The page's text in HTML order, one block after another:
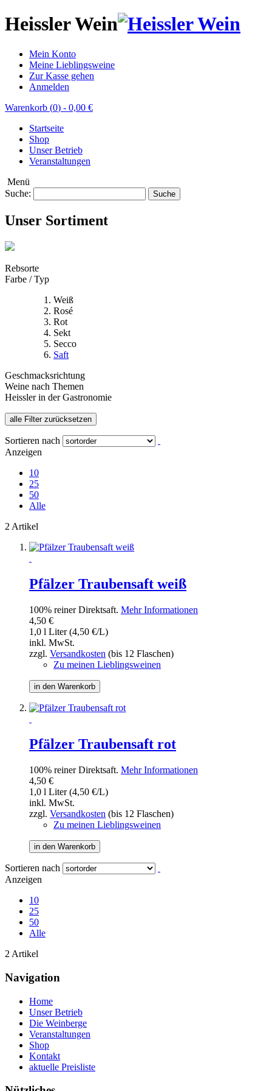
Heissler Wein
Mein Konto
Meine Lieblingsweine
Zur Kasse gehen
Anmelden
Warenkorb (0) - 0,00 €
Startseite
Shop
Unser Betrieb
Veranstaltungen
Menü
Suche:
Suche
Unser Sortiment
Rebsorte
Farbe / Typ
Weiß
Rosé
Rot
Sekt
Secco
Saft
Geschmacksrichtung
Weine nach Themen
Heissler in der Gastronomie
alle Filter zurücksetzen
Sortieren nach
Anzeigen
10
25
50
Alle
2 Artikel
Pfälzer Traubensaft weiß
100% reiner Direktsaft. Mehr Informationen
4,50 €
1,0 l Liter (4,50 €/L)
inkl. MwSt.
zzgl. Versandkosten (bis 12 Flaschen)
Zu meinen Lieblingsweinen
in den Warenkorb
Pfälzer Traubensaft rot
100% reiner Direktsaft. Mehr Informationen
4,50 €
1,0 l Liter (4,50 €/L)
inkl. MwSt.
zzgl. Versandkosten (bis 12 Flaschen)
Zu meinen Lieblingsweinen
in den Warenkorb
Sortieren nach
Anzeigen
10
25
50
Alle
2 Artikel
Navigation
Home
Unser Betrieb
Die Weinberge
Veranstaltungen
Shop
Kontakt
aktuelle Preisliste